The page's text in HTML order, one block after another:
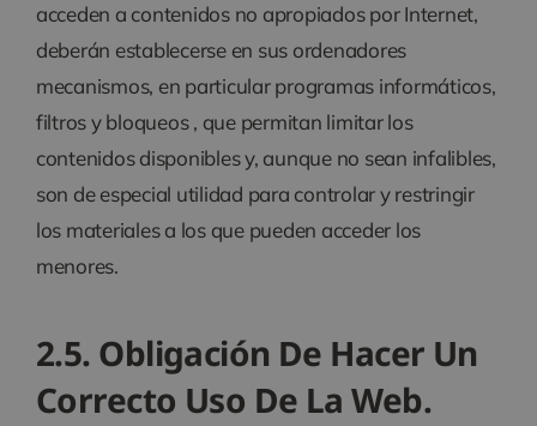
acceden a contenidos no apropiados por Internet,
deberán establecerse en sus ordenadores
mecanismos, en particular programas informáticos,
filtros y bloqueos , que permitan limitar los
contenidos disponibles y, aunque no sean infalibles,
son de especial utilidad para controlar y restringir
los materiales a los que pueden acceder los
menores.
2.5. Obligación De Hacer Un
Correcto Uso De La Web.